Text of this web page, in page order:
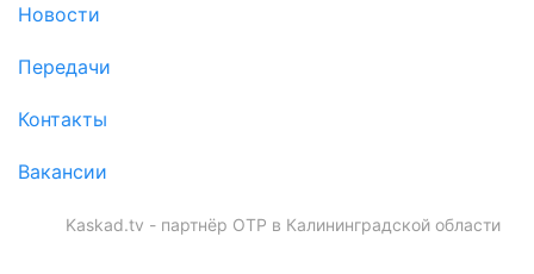
Новости
Передачи
Контакты
Вакансии
Kaskad.tv - партнёр ОТР в Калининградской области